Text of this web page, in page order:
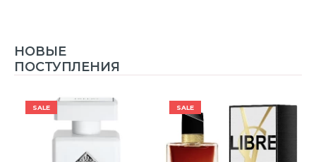
НОВЫЕ
ПОСТУПЛЕНИЯ
SALE SALE